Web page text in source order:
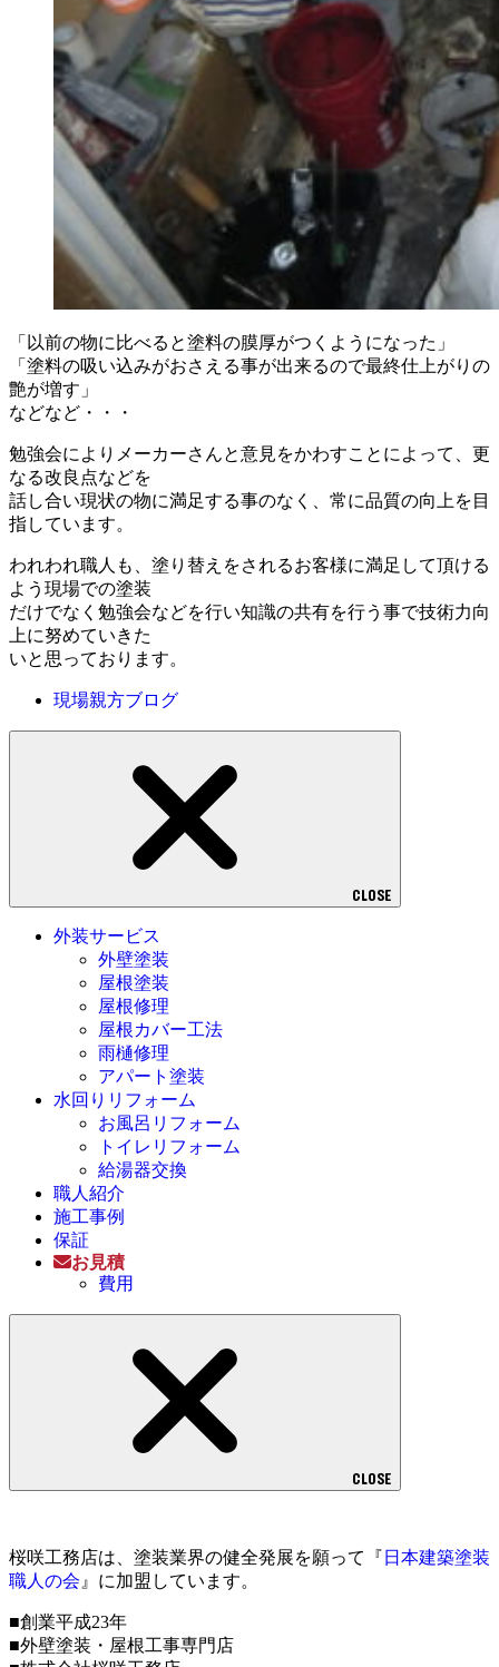
「以前の物に比べると塗料の膜厚がつくようになった」
「塗料の吸い込みがおさえる事が出来るので最終仕上がりの
艶が増す」
などなど・・・
勉強会によりメーカーさんと意見をかわすことによって、更
なる改良点などを
話し合い現状の物に満足する事のなく、常に品質の向上を目
指しています。
われわれ職人も、塗り替えをされるお客様に満足して頂ける
よう現場での塗装
だけでなく勉強会などを行い知識の共有を行う事で技術力向
上に努めていきた
いと思っております。
現場親方ブログ
CLOSE
外装サービス
外壁塗装
屋根塗装
屋根修理
屋根カバー工法
雨樋修理
アパート塗装
水回りリフォーム
お風呂リフォーム
トイレリフォーム
給湯器交換
職人紹介
施工事例
保証
お見積
費用
CLOSE
桜咲工務店は、塗装業界の健全発展を願って『 日本建築塗装
職人の会 』に加盟しています。
■創業平成23年
■外壁塗装・屋根工事専門店